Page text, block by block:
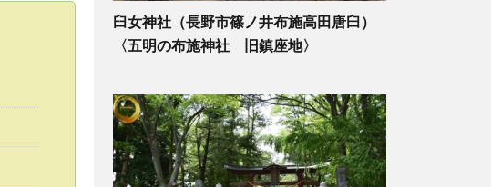
臼女神社（長野市篠ノ井布施高田唐臼）
〈五明の布施神社 旧鎮座地〉